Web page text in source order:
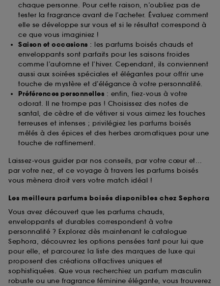
chaque personne. Pour cette raison, n’oubliez pas de
tester la fragrance avant de l’acheter. Évaluez comment
elle se développe sur vous et si le résultat correspond à
ce que vous imaginiez !
Saison et occasions : les parfums boisés chauds et
enveloppants sont parfaits pour les saisons froides
comme l’automne et l’hiver. Cependant, ils conviennent
aussi aux soirées spéciales et élégantes pour offrir une
touche de mystère et d’élégance à votre personnalité.
Préférences personnelles : enfin, fiez-vous à votre
odorat. Il ne trompe pas ! Choisissez des notes de
santal, de cèdre et de vétiver si vous aimez les touches
terreuses et intenses ; privilégiez les parfums boisés
mêlés à des épices et des herbes aromatiques pour une
touche de raffinement.
Laissez-vous guider par nos conseils, par votre cœur et…
par votre nez, et ce voyage à travers les parfums boisés
vous mènera droit vers votre match idéal !
Les meilleurs parfums boisés disponibles chez Sephora
Vous avez découvert que les parfums chauds,
enveloppants et durables correspondent à votre
personnalité ? Explorez dès maintenant le catalogue
Sephora, découvrez les options pensées tant pour lui que
pour elle, et parcourez la liste des marques de luxe qui
proposent des créations olfactives uniques et
sophistiquées. Que vous recherchiez un parfum masculin
robuste ou une fragrance féminine élégante, vous trouverez